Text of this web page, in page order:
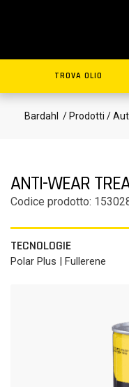
TROVA OLIO
Bardahl / Prodotti /
ANTI-WEAR
Codice prodotto:
TECNOLOGIE
Polar Plus | Fullerene